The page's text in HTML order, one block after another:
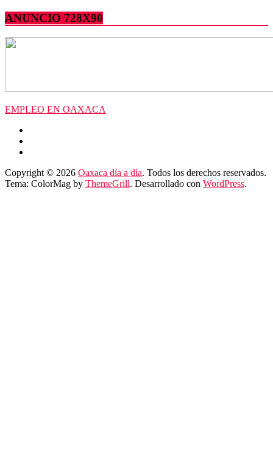
ANUNCIO 728X90
EMPLEO EN OAXACA
Copyright © 2026 Oaxaca día a día. Todos los derechos reservados.
Tema: ColorMag by ThemeGrill. Desarrollado con WordPress.